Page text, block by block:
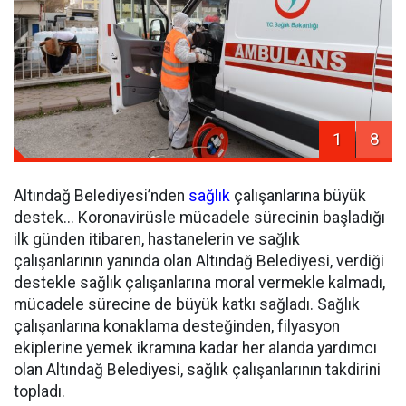
1 8
Altındağ Belediyesi’nden sağlık çalışanlarına büyük
destek... Koronavirüsle mücadele sürecinin başladığı
ilk günden itibaren, hastanelerin ve sağlık
çalışanlarının yanında olan Altındağ Belediyesi, verdiği
destekle sağlık çalışanlarına moral vermekle kalmadı,
mücadele sürecine de büyük katkı sağladı. Sağlık
çalışanlarına konaklama desteğinden, filyasyon
ekiplerine yemek ikramına kadar her alanda yardımcı
olan Altındağ Belediyesi, sağlık çalışanlarının takdirini
topladı.